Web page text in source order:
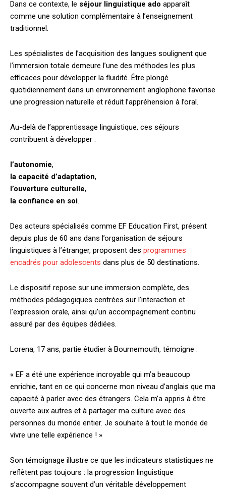
Dans ce contexte, le séjour linguistique ado apparaît
comme une solution complémentaire à l’enseignement
traditionnel.
Les spécialistes de l’acquisition des langues soulignent que
l’immersion totale demeure l’une des méthodes les plus
efficaces pour développer la fluidité. Être plongé
quotidiennement dans un environnement anglophone favorise
une progression naturelle et réduit l’appréhension à l’oral.
Au-delà de l’apprentissage linguistique, ces séjours
contribuent à développer :
l’autonomie,
la capacité d’adaptation,
l’ouverture culturelle,
la confiance en soi.
Des acteurs spécialisés comme EF Education First, présent
depuis plus de 60 ans dans l’organisation de séjours
linguistiques à l’étranger, proposent des programmes
encadrés pour adolescents dans plus de 50 destinations.
Le dispositif repose sur une immersion complète, des
méthodes pédagogiques centrées sur l’interaction et
l’expression orale, ainsi qu’un accompagnement continu
assuré par des équipes dédiées.
Lorena, 17 ans, partie étudier à Bournemouth, témoigne :
« EF a été une expérience incroyable qui m’a beaucoup
enrichie, tant en ce qui concerne mon niveau d’anglais que ma
capacité à parler avec des étrangers. Cela m’a appris à être
ouverte aux autres et à partager ma culture avec des
personnes du monde entier. Je souhaite à tout le monde de
vivre une telle expérience ! »
Son témoignage illustre ce que les indicateurs statistiques ne
reflètent pas toujours : la progression linguistique
s’accompagne souvent d’un véritable développement